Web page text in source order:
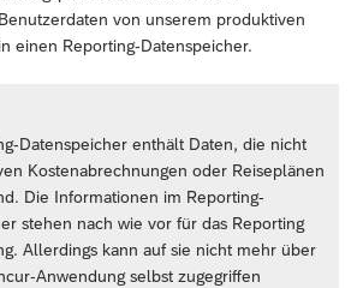
von unserem produktiven
einen Reporting-Datenspeicher.
Datenspeicher enthält Daten, die nicht
Kostenabrechnungen oder Reiseplänen
Die Informationen im Reporting-
stehen nach wie vor für das Reporting
Allerdings kann auf sie nicht mehr über
Anwendung selbst zugegriffen